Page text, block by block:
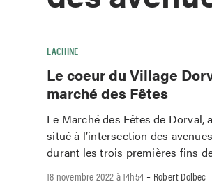
LACHINE
Le coeur du Village
marché des Fêtes
Le Marché des Fêtes de
situé à l’intersection des
durant les trois premières fins
18 novembre 2022 à 14h54 - Robert Dolbec